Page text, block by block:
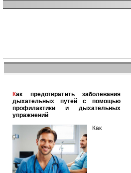
Как предотвратить заболевания
дыхательных путей с помощью
профилактики и дыхательных
упражнений
Как